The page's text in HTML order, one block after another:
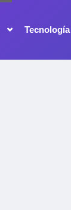
Tecnología